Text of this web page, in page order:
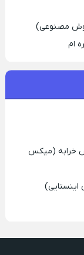
مصنوعی)
ام
خرابه (میکس